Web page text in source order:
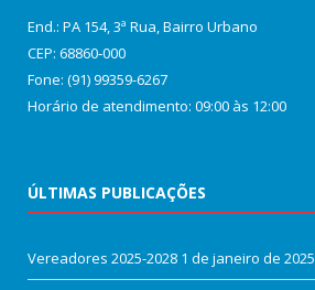
End.: PA 154, 3ª Rua, Bairro Urbano
CEP: 68860‑000
Fone: (91) 99359-6267
Horário de atendimento: 09:00 às 12:00
ÚLTIMAS PUBLICAÇÕES
Vereadores 2025-2028 1 de janeiro de 2025